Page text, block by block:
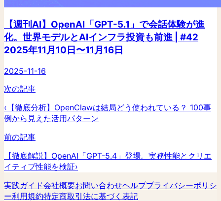
【週刊AI】OpenAI「GPT-5.1」で会話体験が進
化。世界モデルとAIインフラ投資も前進 | #42
2025年11月10日〜11月16日
2025-11-16
次の記事
‹ 【徹底分析】OpenClawは結局どう使われている？ 100事
例から見えた活用パターン
前の記事
【徹底解説】OpenAI「GPT-5.4」登場。実務性能とクリエ
イティブ性能を検証›
実践ガイド会社概要お問い合わせヘルププライバシーポリシ
ー利用規約特定商取引法に基づく表記